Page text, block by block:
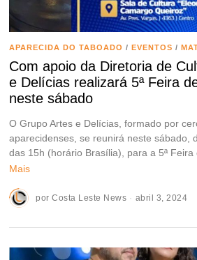
APARECIDA DO TABOADO / EVENTOS /
Com apoio da Diretoria de
e Delícias realizará 5ª Feira
neste sábado
O Grupo Artes e Delícias, formado por
aparecidenses, se reunirá neste sábado,
das 15h (horário Brasília), para a 5ª Feira
Mais
porCosta Leste News abril 3, 2024